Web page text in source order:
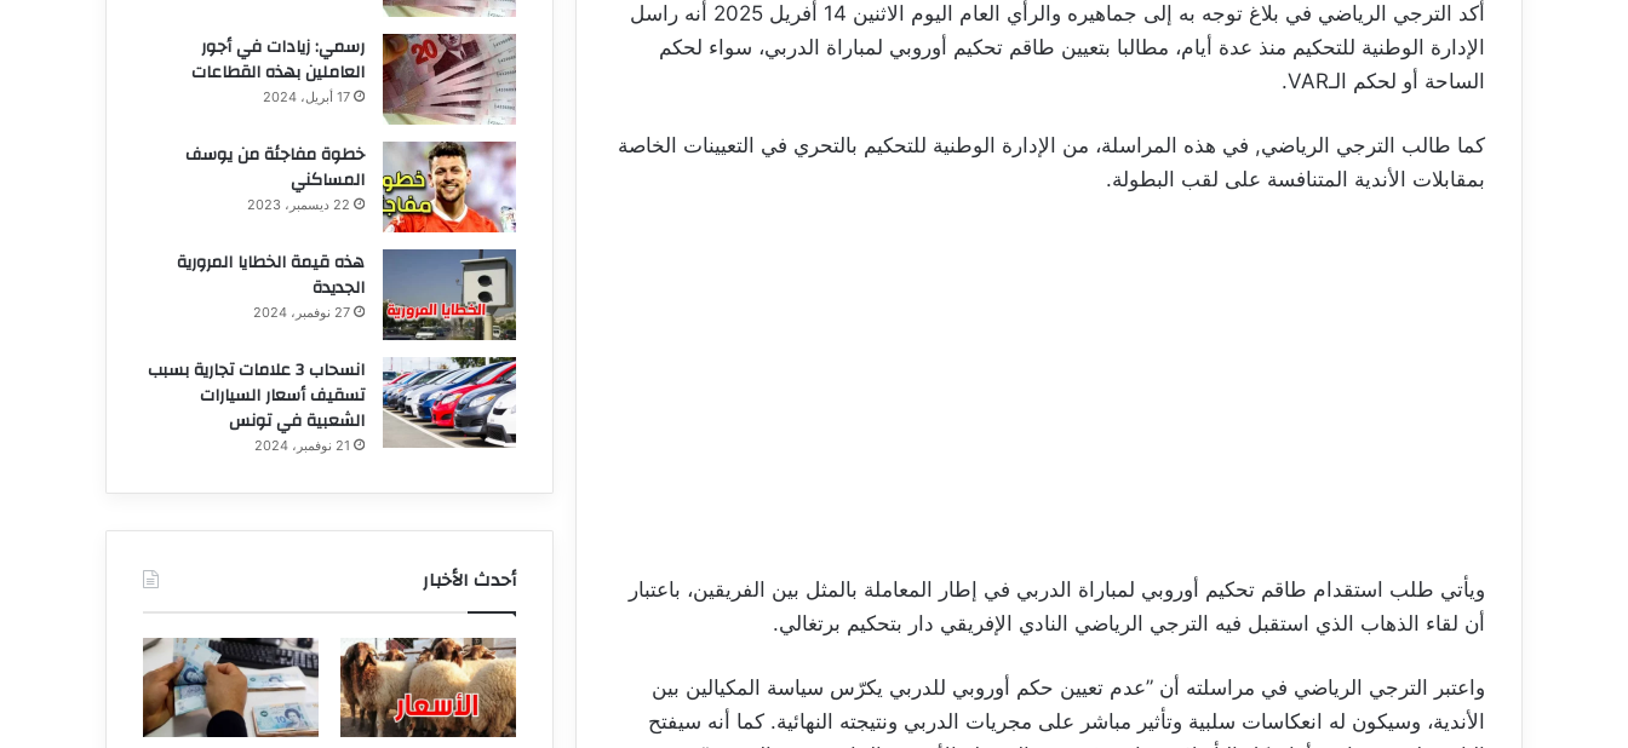
أكد الترجي الرياضي في بلاغ توجه به إلى جماهيره والرأي العام اليوم الاثنين 14 أفريل 2025 أنه راسل
الإدارة الوطنية للتحكيم منذ عدة أيام، مطالبا بتعيين طاقم تحكيم أوروبي لمباراة الدربي، سواء لحكم
الساحة أو لحكم الـVAR.
كما طالب الترجي الرياضي, في هذه المراسلة، من الإدارة الوطنية للتحكيم بالتحري في التعيينات الخاصة
بمقابلات الأندية المتنافسة على لقب البطولة.
ويأتي طلب استقدام طاقم تحكيم أوروبي لمباراة الدربي في إطار المعاملة بالمثل بين الفريقين، باعتبار
أن لقاء الذهاب الذي استقبل فيه الترجي الرياضي النادي الإفريقي دار بتحكيم برتغالي.
واعتبر الترجي الرياضي في مراسلته أن ”عدم تعيين حكم أوروبي للدربي يكرّس سياسة المكيالين بين
الأندية، وسيكون له انعكاسات سلبية وتأثير مباشر على مجريات الدربي ونتيجته النهائية. كما أنه سيفتح
رسمي: زيادات في أجور
العاملين بهذه القطاعات
17 أبريل، 2024
خطوة مفاجئة من يوسف
المساكني
22 ديسمبر، 2023
هذه قيمة الخطايا المرورية
الجديدة
27 نوفمبر، 2024
انسحاب 3 علامات تجارية بسبب
تسقيف أسعار السيارات
الشعبية في تونس
21 نوفمبر، 2024
أحدث الأخبار